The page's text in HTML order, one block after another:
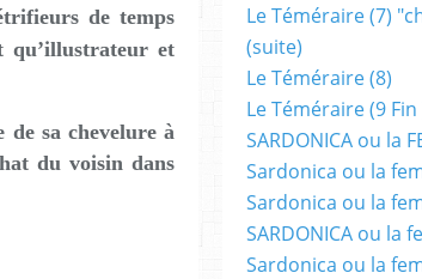
de temps
qu’illustrateur et
de sa chevelure à
du voisin dans
Le Téméraire (7)
(suite)
Le Téméraire (8)
Le Téméraire (9 Fin
SARDONICA ou la
Sardonica ou la
Sardonica ou la
SARDONICA ou la
Sardonica ou la